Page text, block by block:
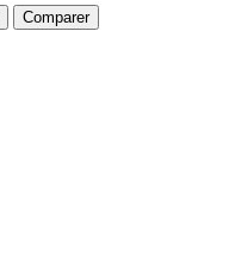
Comparer